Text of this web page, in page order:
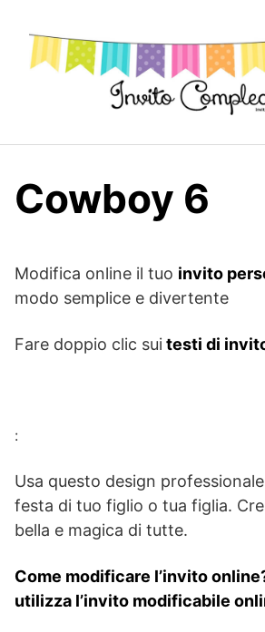
content
Cowboy 6
Modifica online il tuo invito
modo semplice e divertente
Fare doppio clic sui testi di
:
Usa questo design
festa di tuo figlio o tua figlia.
bella e magica di tutte.
Come modificare l’invito
utilizza l’invito modificabile